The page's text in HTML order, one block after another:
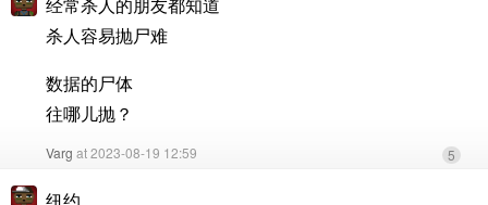
经常杀人的朋友都知道
杀人容易抛尸难
数据的尸体
往哪儿抛？
Varg at 2023-08-19 12:59 5
纽约